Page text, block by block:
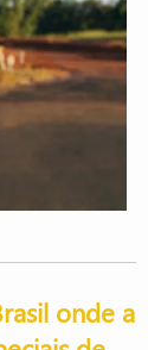
onde a